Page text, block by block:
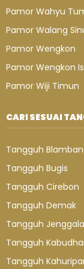
Pamor Wahyu
Pamor Walang
Pamor Wengkon
Pamor Wengkon
Pamor Wiji Timun
CARI SESUAI
Tangguh
Tangguh Bugis
Tangguh Cirebon
Tangguh Demak
Tangguh Jenggala
Tangguh
Tangguh